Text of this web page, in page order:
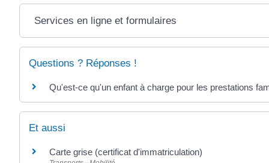
Services en ligne et formulaires
Questions ? Réponses !
Qu'est-ce qu'un enfant à charge pour les prestations
Et aussi
Carte grise (certificat d'immatriculation)